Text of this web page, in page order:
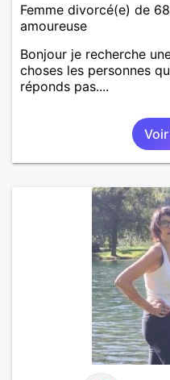
Femme divorcé(e) de
amoureuse
Bonjour je recherche
choses les personnes
réponds pas....